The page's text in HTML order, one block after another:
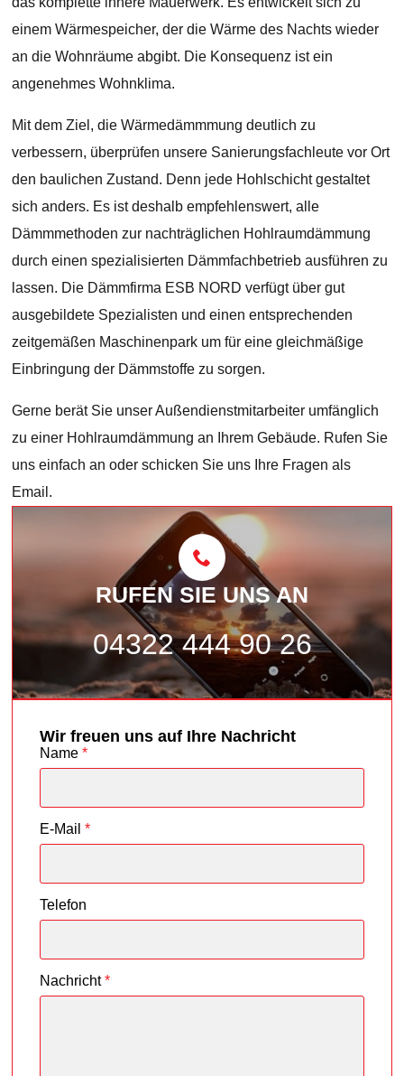
einem Wärmespeicher, der die Wärme des Nachts wieder
an die Wohnräume abgibt. Die Konsequenz ist ein
angenehmes Wohnklima.
Mit dem Ziel, die Wärmedämmmung deutlich zu
verbessern, überprüfen unsere Sanierungsfachleute vor Ort
den baulichen Zustand. Denn jede Hohlschicht gestaltet
sich anders. Es ist deshalb empfehlenswert, alle
Dämmmethoden zur nachträglichen Hohlraumdämmung
durch einen spezialisierten Dämmfachbetrieb ausführen zu
lassen. Die Dämmfirma ESB NORD verfügt über gut
ausgebildete Spezialisten und einen entsprechenden
zeitgemäßen Maschinenpark um für eine gleichmäßige
Einbringung der Dämmstoffe zu sorgen.
Gerne berät Sie unser Außendienstmitarbeiter umfänglich
zu einer Hohlraumdämmung an Ihrem Gebäude. Rufen Sie
uns einfach an oder schicken Sie uns Ihre Fragen als
Email.
RUFEN SIE UNS AN
04322 444 90 26
Wir freuen uns auf Ihre Nachricht
Name *
E-Mail *
Telefon
Nachricht *